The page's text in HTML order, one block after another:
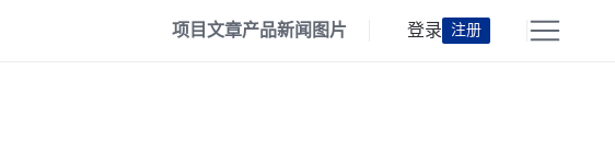
项目文章产品新闻 图片 登录 注册